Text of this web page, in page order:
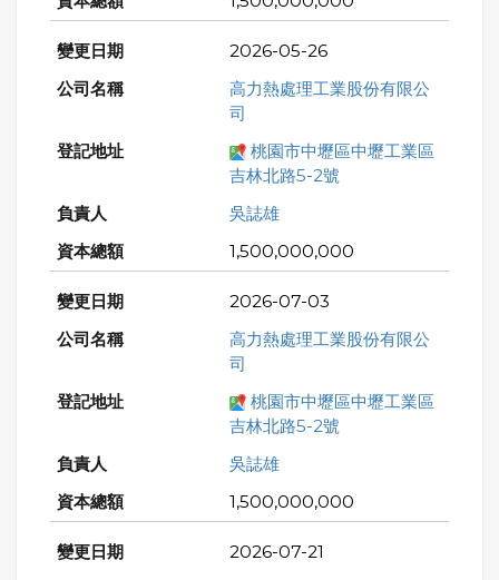
2026-05-26
高力熱處理工業股份有限公
司
桃園市中壢區中壢工業區
吉林北路5-2號
吳誌雄
1,500,000,000
2026-07-03
高力熱處理工業股份有限公
司
桃園市中壢區中壢工業區
吉林北路5-2號
吳誌雄
1,500,000,000
2026-07-21